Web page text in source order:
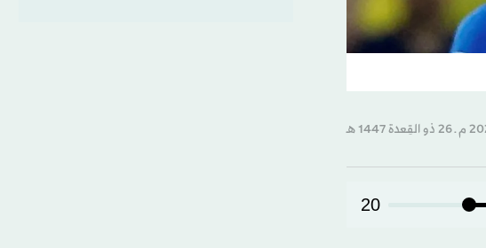
20